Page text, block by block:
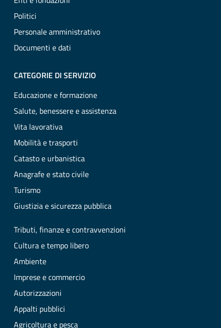
Politici
Personale amministrativo
Documenti e dati
CATEGORIE DI SERVIZIO
Educazione e formazione
Salute, benessere e assistenza
Vita lavorativa
Mobilità e trasporti
Catasto e urbanistica
Anagrafe e stato civile
Turismo
Giustizia e sicurezza pubblica
Tributi, finanze e contravvenzioni
Cultura e tempo libero
Ambiente
Imprese e commercio
Autorizzazioni
Appalti pubblici
Agricoltura e pesca